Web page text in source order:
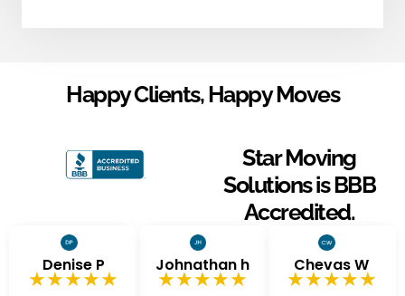
Happy Clients, Happy Moves
Star Moving
Solutions is BBB
Accredited.
Denise P
★★★★★
Johnathan h
★★★★★
Chevas W
★★★★★